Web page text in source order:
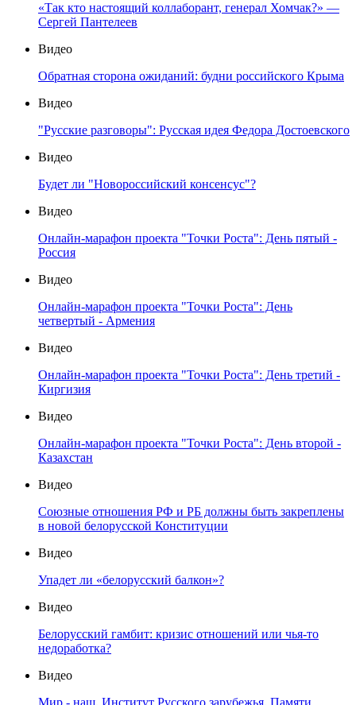
«Так кто настоящий коллаборант, генерал Хомчак?» —
Сергей Пантелеев
Видео
Обратная сторона ожиданий: будни российского Крыма
Видео
"Русские разговоры": Русская идея Федора Достоевского
Видео
Будет ли "Новороссийский консенсус"?
Видео
Онлайн-марафон проекта "Точки Роста": День пятый -
Россия
Видео
Онлайн-марафон проекта "Точки Роста": День
четвертый - Армения
Видео
Онлайн-марафон проекта "Точки Роста": День третий -
Киргизия
Видео
Онлайн-марафон проекта "Точки Роста": День второй -
Казахстан
Видео
Союзные отношения РФ и РБ должны быть закреплены
в новой белорусской Конституции
Видео
Упадет ли «белорусский балкон»?
Видео
Белорусский гамбит: кризис отношений или чья-то
недоработка?
Видео